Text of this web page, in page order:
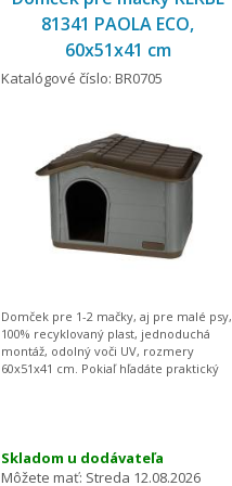
81341 PAOLA ECO,
60x51x41 cm
Katalógové číslo: BR0705
Skladom u dodávateľa
Môžete mať: Streda 12.08.2026
Domček pre 1-2 mačky, aj pre malé psy,
100% recyklovaný plast, jednoduchá
montáž, odolný voči UV, rozmery
60x51x41 cm. Pokiaľ hľadáte praktický
pretože je minimalizované použitie
fosílnych zdrojov. Navyše materiál